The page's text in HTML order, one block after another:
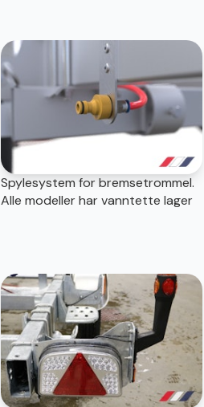
Spylesystem for bremsetrommel.
Alle modeller har vanntette lager